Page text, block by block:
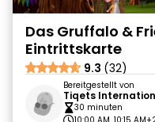
Das Gruffalo &
Eintrittskarte
9.3 (32)
Bereitgestellt von
Tiqets
30 minuten